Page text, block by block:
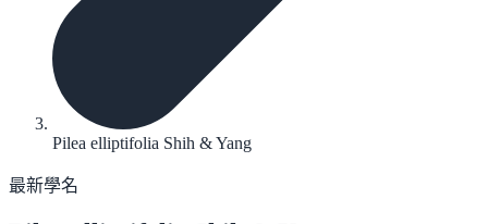
Pilea elliptifolia Shih & Yang
最新學名